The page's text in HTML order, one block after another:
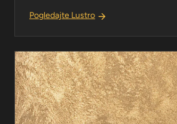
Pogledajte Lustro